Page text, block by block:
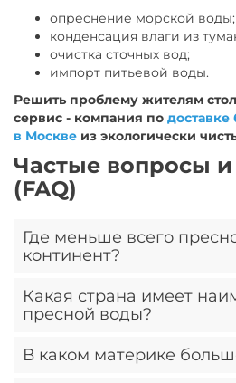
опреснение морской воды;
конденсация влаги из
очистка сточных вод;
импорт питьевой воды.
Решить проблему жителям
сервис - компания по
в Москве из экологически
Частые вопросы и
(FAQ)
Где меньше всего
континент?
Австралия.
Какая страна имеет
пресной воды?
Кувейт.
В каком материке